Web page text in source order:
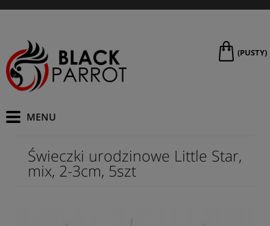
(PUSTY)
Świeczki urodzinowe Little Star,
mix, 2-3cm, 5szt